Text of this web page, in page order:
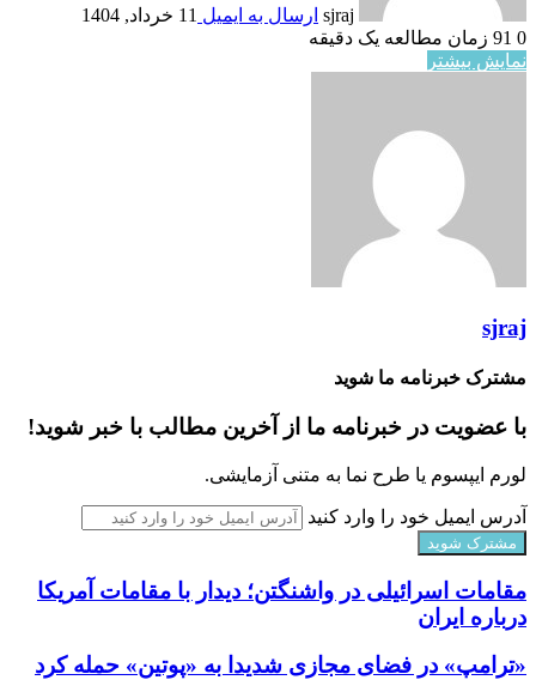
sjraj ارسال به ایمیل 11 خرداد, 1404
0
زمان مطالعه یک دقیقه
نمایش بیشتر
sjraj
مشترک خبرنامه ما شوید
با عضویت در خبرنامه ما از آخرین مطالب با خبر شوید!
لورم ایپسوم یا طرح‌ نما به متنی آزمایشی.
آدرس ایمیل خود را وارد کنید
مقامات اسرائیلی در واشنگتن؛ دیدار با مقامات آمریکا
درباره ایران
«ترامپ» در فضای مجازی شدیدا به «پوتین» حمله کرد